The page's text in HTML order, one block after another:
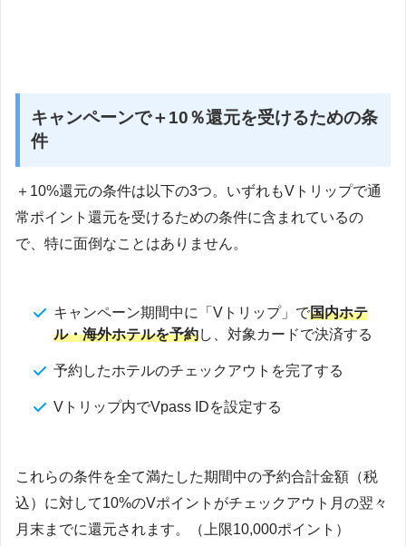
キャンペーンで＋10％還元を受けるための条
件
＋10%還元の条件は以下の3つ。いずれもVトリップで通
常ポイント還元を受けるための条件に含まれているの
で、特に面倒なことはありません。
キャンペーン期間中に「Vトリップ」で国内ホテ
ル・海外ホテルを予約し、対象カードで決済する
予約したホテルのチェックアウトを完了する
Vトリップ内でVpass IDを設定する
これらの条件を全て満たした期間中の予約合計金額（税
込）に対して10%のVポイントがチェックアウト月の翌々
月末までに還元されます。（上限10,000ポイント）